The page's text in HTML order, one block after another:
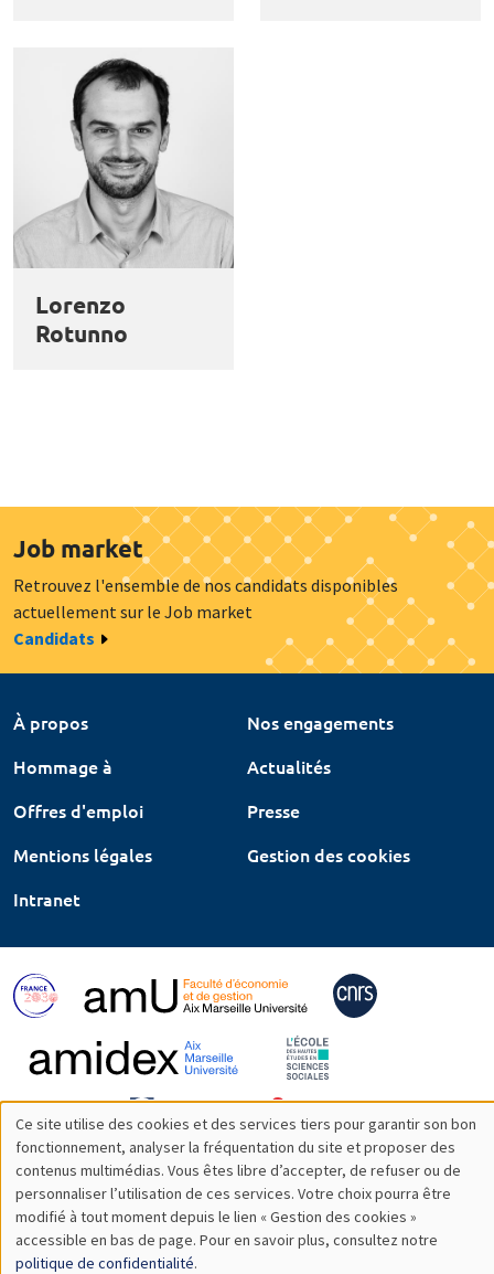
Lorenzo
Rotunno
Job market
Retrouvez l'ensemble de nos candidats disponibles
actuellement sur le Job market
Candidats
À propos
Nos engagements
Hommage à
Actualités
Offres d'emploi
Presse
Mentions légales
Gestion des cookies
Intranet
Utilisation
des
données
Ce site utilise des cookies et des services tiers pour garantir son bon
fonctionnement, analyser la fréquentation du site et proposer des
contenus multimédias. Vous êtes libre d’accepter, de refuser ou de
personnaliser l’utilisation de ces services. Votre choix pourra être
modifié à tout moment depuis le lien « Gestion des cookies »
accessible en bas de page. Pour en savoir plus, consultez notre
politique de confidentialité.